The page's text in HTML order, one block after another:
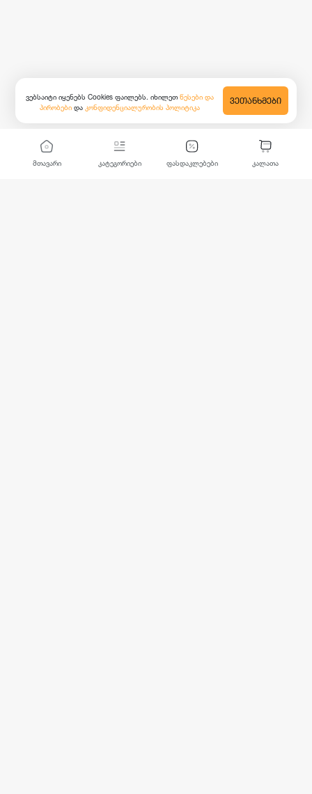
მთავარი კატეგორიები ფასდაკლებები კალათა
ვებსაიტი იყენებს Cookies ფაილებს. იხილეთ წესები და
პირობები და კონფიდენციალურობის პოლიტიკა
ᲕᲔᲗᲐᲜᲮᲛᲔᲑᲘ